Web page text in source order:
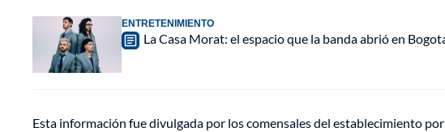
ENTRETENIMIENTO
La Casa Morat: el espacio que la banda abrió en
Esta información fue divulgada por los comensales del establecimiento